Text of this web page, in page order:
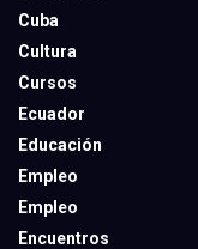
Cuba
Cultura
Cursos
Ecuador
Educación
Empleo
Empleo
Encuentros